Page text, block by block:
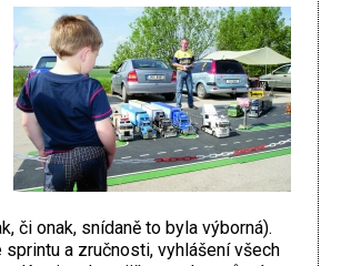
či onak, snídaně to byla výborná).
a zručnosti, vyhlášení všech